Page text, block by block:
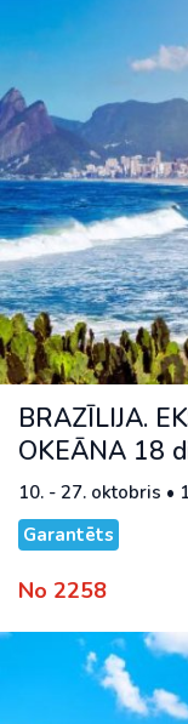
BRAZĪLIJA.
OKEĀNA 18
10. - 27. oktobris •
Garantēts
No 2258